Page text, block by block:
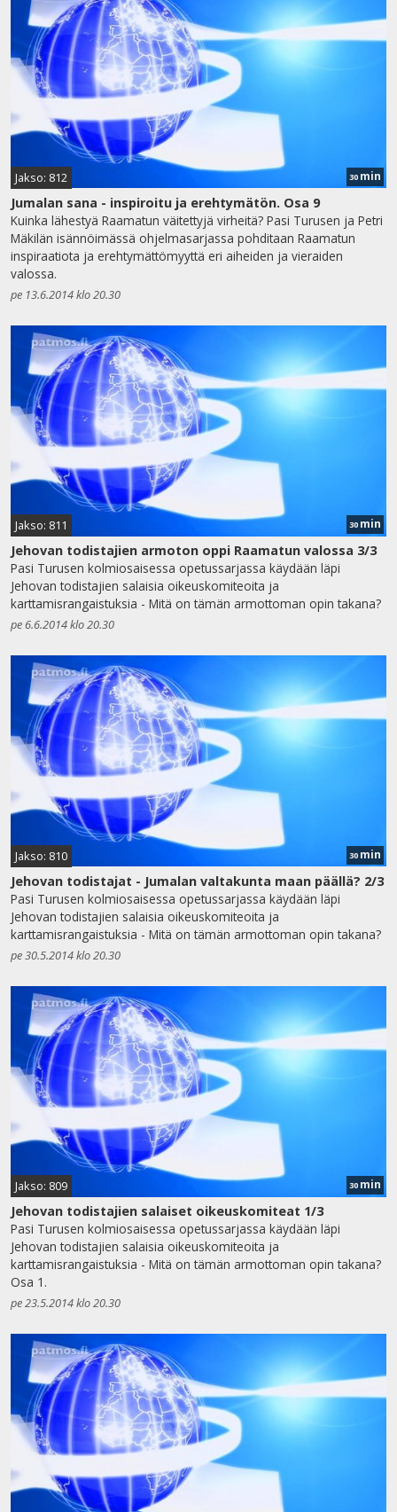
Jakso: 812 30 min
Jumalan sana - inspiroitu ja erehtymätön. Osa 9
Kuinka lähestyä Raamatun väitettyjä virheitä? Pasi Turusen ja Petri
Mäkilän isännöimässä ohjelmasarjassa pohditaan Raamatun
inspiraatiota ja erehtymättömyyttä eri aiheiden ja vieraiden
valossa.
pe 13.6.2014 klo 20.30
Jakso: 811 30 min
Jehovan todistajien armoton oppi Raamatun valossa 3/3
Pasi Turusen kolmiosaisessa opetussarjassa käydään läpi
Jehovan todistajien salaisia oikeuskomiteoita ja
karttamisrangaistuksia - Mitä on tämän armottoman opin takana?
pe 6.6.2014 klo 20.30
Jakso: 810 30 min
Jehovan todistajat - Jumalan valtakunta maan päällä? 2/3
Pasi Turusen kolmiosaisessa opetussarjassa käydään läpi
Jehovan todistajien salaisia oikeuskomiteoita ja
karttamisrangaistuksia - Mitä on tämän armottoman opin takana?
pe 30.5.2014 klo 20.30
Jakso: 809 30 min
Jehovan todistajien salaiset oikeuskomiteat 1/3
Pasi Turusen kolmiosaisessa opetussarjassa käydään läpi
Jehovan todistajien salaisia oikeuskomiteoita ja
karttamisrangaistuksia - Mitä on tämän armottoman opin takana?
Osa 1.
pe 23.5.2014 klo 20.30